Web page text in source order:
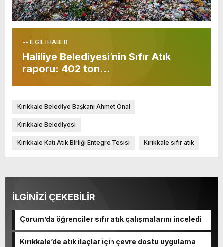
-- İLGİLİ HABER
Haliliye Belediyesi’nin Sıfır Atık
raporu: 402 ton…
Kırıkkale Belediye Başkanı Ahmet Önal
Kırıkkale Belediyesi
Kırıkkale Katı Atık Birliği Entegre Tesisi Kırıkkale sıfır atık
İLGİNİZİ ÇEKEBİLİR
Çorum’da öğrenciler sıfır atık çalışmalarını inceledi
Kırıkkale’de atık ilaçlar için çevre dostu uygulama